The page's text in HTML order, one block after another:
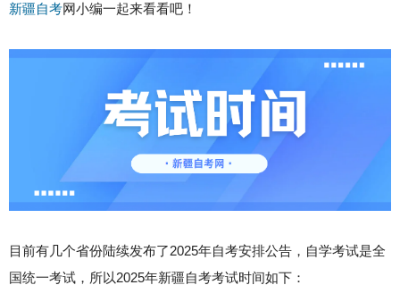
新疆自考网小编一起来看看吧！
目前有几个省份陆续发布了2025年自考安排公告，自学考试是全
国统一考试，所以2025年新疆自考考试时间如下：